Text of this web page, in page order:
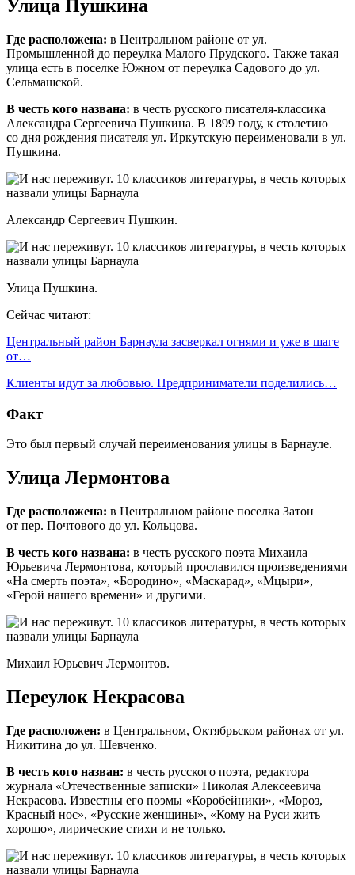
Улица Пушкина
Где расположена: в Центральном районе от ул.
Промышленной до переулка Малого Прудского. Также такая
улица есть в поселке Южном от переулка Садового до ул.
Сельмашской.
В честь кого названа: в честь русского писателя-классика
Александра Сергеевича Пушкина. В 1899 году, к столетию
со дня рождения писателя ул. Иркутскую переименовали в ул.
Пушкина.
Александр Сергеевич Пушкин.
Улица Пушкина.
Сейчас читают:
Центральный район Барнаула засверкал огнями и уже в шаге
от…
Клиенты идут за любовью. Предприниматели поделились…
Факт
Это был первый случай переименования улицы в Барнауле.
Улица Лермонтова
Где расположена: в Центральном районе поселка Затон
от пер. Почтового до ул. Кольцова.
В честь кого названа: в честь русского поэта Михаила
Юрьевича Лермонтова, который прославился произведениями
«На смерть поэта», «Бородино», «Маскарад», «Мцыри»,
«Герой нашего времени» и другими.
Михаил Юрьевич Лермонтов.
Переулок Некрасова
Где расположен: в Центральном, Октябрьском районах от ул.
Никитина до ул. Шевченко.
В честь кого назван: в честь русского поэта, редактора
журнала «Отечественные записки» Николая Алексеевича
Некрасова. Известны его поэмы «Коробейники», «Мороз,
Красный нос», «Русские женщины», «Кому на Руси жить
хорошо», лирические стихи и не только.